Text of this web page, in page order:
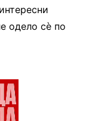
одело сè по